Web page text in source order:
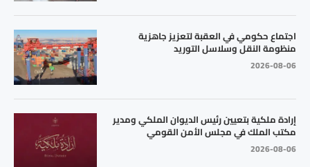
اجتماع حكومي في العقبة لتعزيز جاهزية
منظومة النقل وسلاسل التوريد
2026-08-06
إرادة ملكية بتعيين رئيس الديوان الملكي ومدير
مكتب الملك في مجلس الأمن القومي
2026-08-06